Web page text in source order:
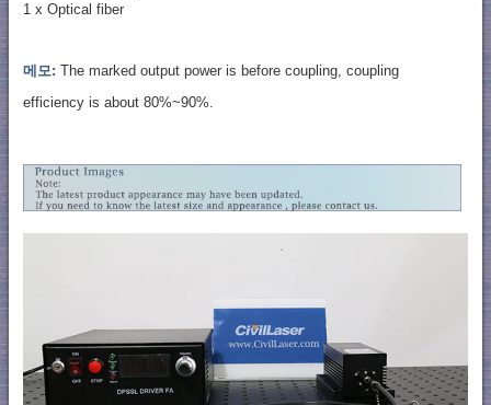
1 x Optical fiber
메모: The marked output power is before coupling, coupling
efficiency is about 80%~90%.